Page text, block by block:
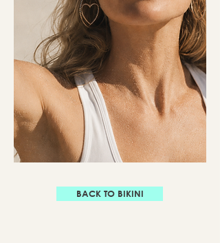
BACK TO BIKINI